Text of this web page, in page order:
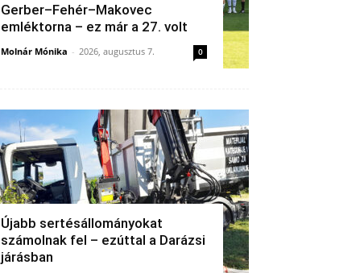
Gerber–Fehér–Makovec
emléktorna – ez már a 27. volt
Molnár Mónika - 2026, augusztus 7. 0
Újabb sertésállományokat
számolnak fel – ezúttal a Darázsi
járásban